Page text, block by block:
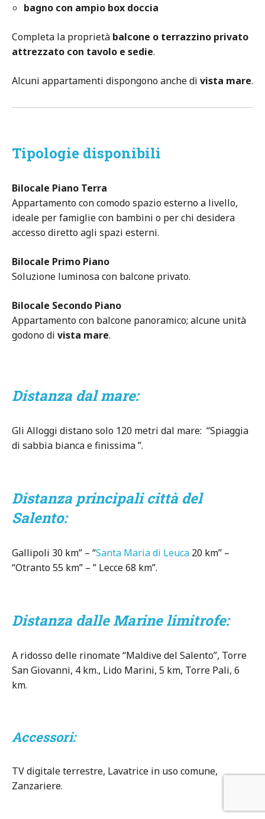
bagno con ampio box doccia
Completa la proprietà balcone o terrazzino privato
attrezzato con tavolo e sedie.
Alcuni appartamenti dispongono anche di vista mare.
Tipologie disponibili
Bilocale Piano Terra
Appartamento con comodo spazio esterno a livello,
ideale per famiglie con bambini o per chi desidera
accesso diretto agli spazi esterni.
Bilocale Primo Piano
Soluzione luminosa con balcone privato.
Bilocale Secondo Piano
Appartamento con balcone panoramico; alcune unità
godono di vista mare.
Distanza dal mare:
Gli Alloggi distano solo 120 metri dal mare: “Spiaggia
di sabbia bianca e finissima ”.
Distanza principali città del
Salento:
Gallipoli 30 km” – “Santa Maria di Leuca 20 km” –
“Otranto 55 km” – ” Lecce 68 km”.
Distanza dalle Marine limitrofe:
A ridosso delle rinomate “Maldive del Salento”, Torre
San Giovanni, 4 km., Lido Marini, 5 km, Torre Pali, 6
km.
Accessori:
TV digitale terrestre, Lavatrice in uso comune,
Zanzariere.